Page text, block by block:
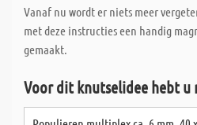
Vanaf nu wordt er niets meer
met deze instructies een handig
gemaakt.
Voor dit knutselidee hebt u